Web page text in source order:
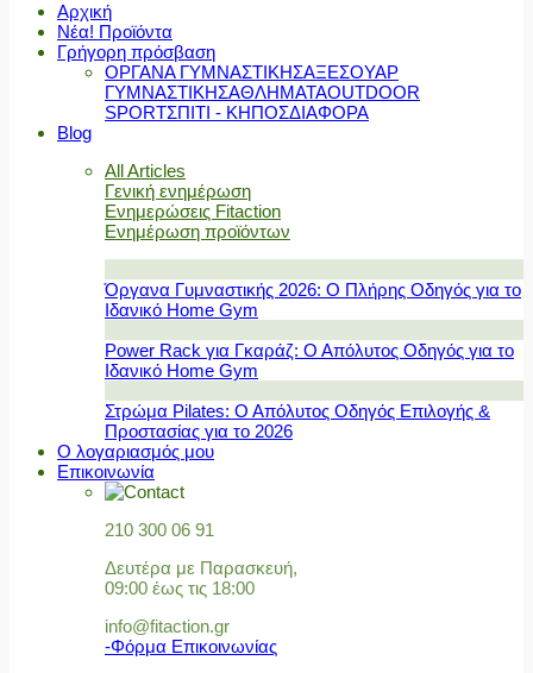
Αρχική
Νέα! Προϊόντα
Γρήγορη πρόσβαση
ΟΡΓΑΝΑ ΓΥΜΝΑΣΤΙΚΗΣΑΞΕΣΟΥΑΡ
ΓΥΜΝΑΣΤΙΚΗΣΑΘΛΗΜΑΤΑOUTDOOR
SPORTΣΠΙΤΙ - ΚΗΠΟΣΔΙΑΦΟΡΑ
Blog
All Articles
Γενική ενημέρωση
Ενημερώσεις Fitaction
Ενημέρωση προϊόντων
Όργανα Γυμναστικής 2026: Ο Πλήρης Οδηγός για το
Ιδανικό Home Gym
Power Rack για Γκαράζ: Ο Απόλυτος Οδηγός για το
Ιδανικό Home Gym
Στρώμα Pilates: Ο Απόλυτος Οδηγός Επιλογής &
Προστασίας για το 2026
Ο λογαριασμός μου
Επικοινωνία
210 300 06 91
Δευτέρα με Παρασκευή,
09:00 έως τις 18:00
info@fitaction.gr
-Φόρμα Επικοινωνίας